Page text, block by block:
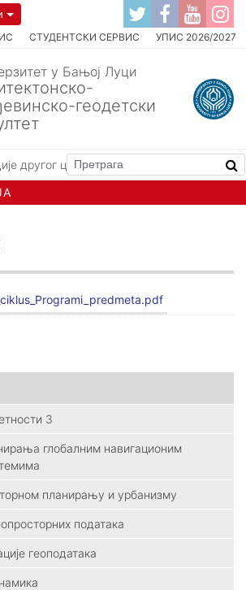
СТУДЕНТСКИ СЕРВИС УПИС 2026/2027
у Бањој Луци
геодетски
другог циклуса Геодезија Предмети
3
глобалним навигационим
планирању и урбанизму
података
геоподатака